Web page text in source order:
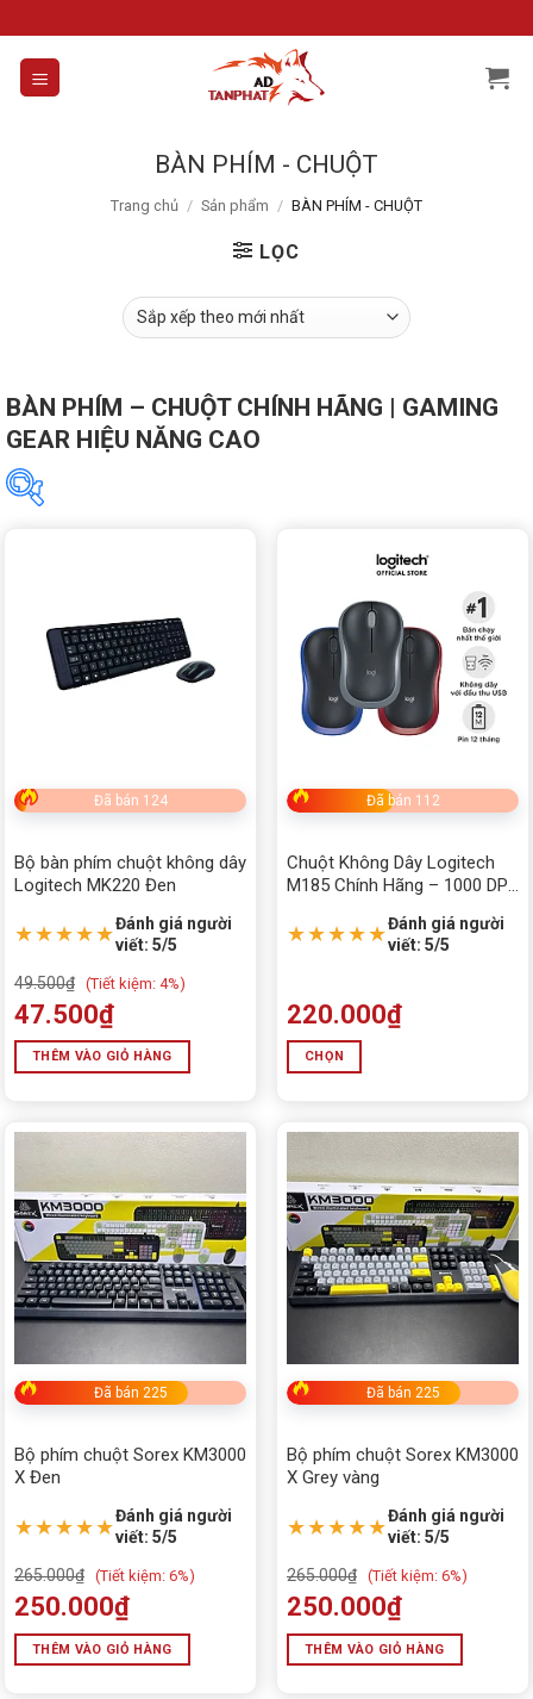
to
content
BÀN PHÍM - CHUỘT
Trang chủ / Sản phẩm / BÀN PHÍM - CHUỘT
LỌC
BÀN PHÍM – CHUỘT CHÍNH HÃNG | GAMING
GEAR HIỆU NĂNG CAO
0₫—2,599,000₫
Danh mục sản phẩm
Phím cơ gaming
Đã bán 124
Bộ bàn phím chuột không dây
Logitech MK220 Đen
★★★★★Đánh giá người
viết: 5/5
49.500₫ (Tiết kiệm: 4%)
47.500₫
THÊM VÀO GIỎ HÀNG
Đã bán 112
Chuột Không Dây Logitech
M185 Chính Hãng – 1000 DPI,
★★★★★Đánh giá người
viết: 5/5
220.000₫
CHỌN
này
nhiều
biến
thể.
Các
tùy
chọn
được
chọn
trang
sản
Đã bán 225
Bộ phím chuột Sorex KM3000
X Đen
★★★★★Đánh giá người
viết: 5/5
265.000₫ (Tiết kiệm: 6%)
250.000₫
THÊM VÀO GIỎ HÀNG
Đã bán 225
Bộ phím chuột Sorex KM3000
X Grey vàng
★★★★★Đánh giá người
viết: 5/5
265.000₫ (Tiết kiệm: 6%)
250.000₫
THÊM VÀO GIỎ HÀNG